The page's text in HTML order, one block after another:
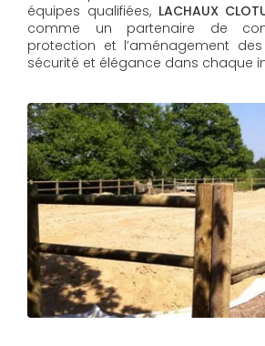
équipes qualifiées,LACHAUX
comme un partenaire de
protection et l’aménagement des
sécurité et élégance dans chaque